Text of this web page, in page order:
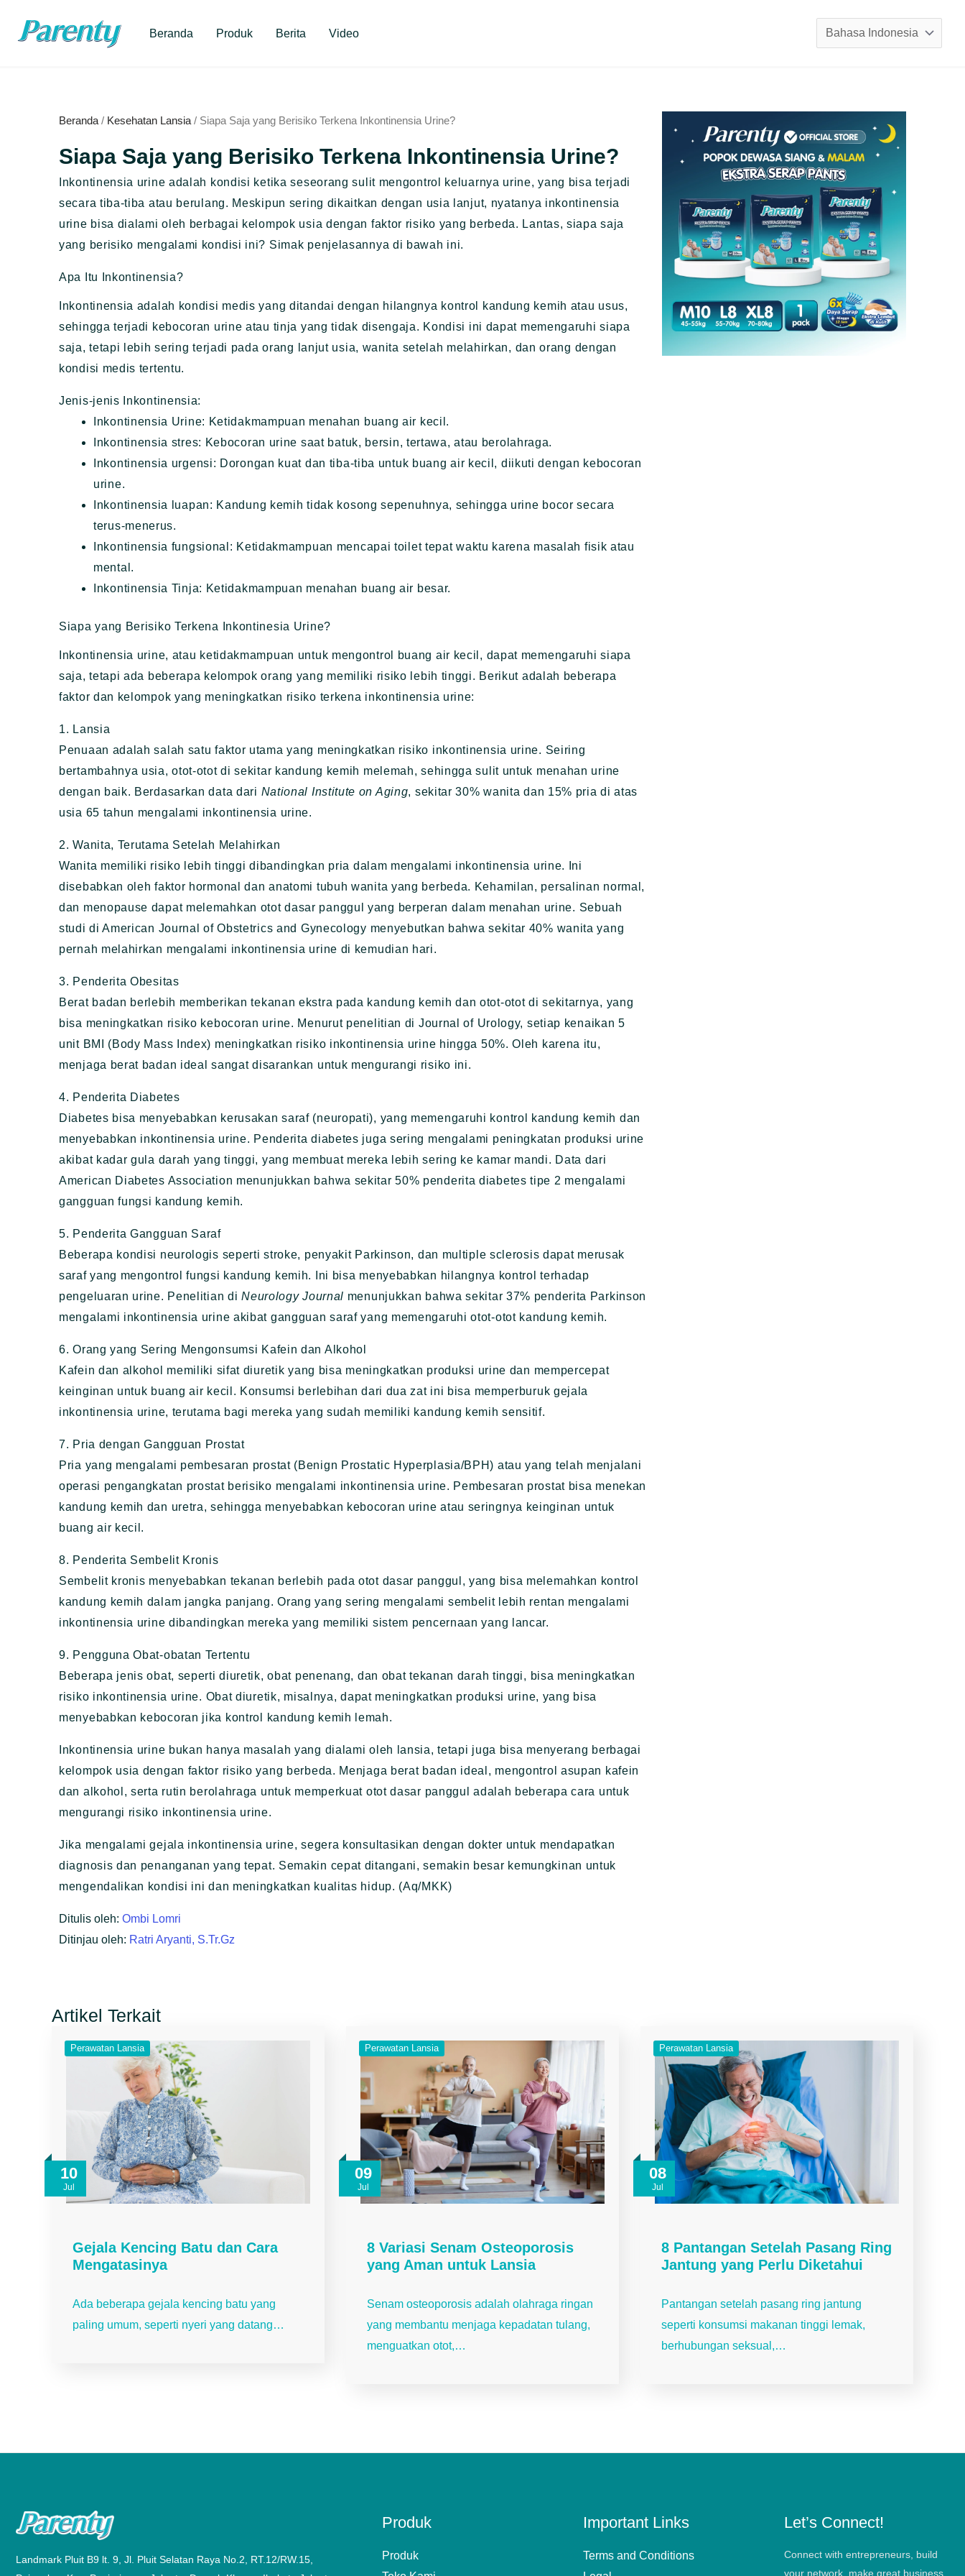
Beranda Produk Berita Video
sebuah
bahasa
Beranda / Kesehatan Lansia / Siapa Saja yang Berisiko Terkena Inkontinensia Urine?
Siapa Saja yang Berisiko Terkena Inkontinensia Urine?
Inkontinensia urine adalah kondisi ketika seseorang sulit mengontrol keluarnya urine, yang bisa terjadi
secara tiba-tiba atau berulang. Meskipun sering dikaitkan dengan usia lanjut, nyatanya inkontinensia
urine bisa dialami oleh berbagai kelompok usia dengan faktor risiko yang berbeda. Lantas, siapa saja
yang berisiko mengalami kondisi ini? Simak penjelasannya di bawah ini.
Apa Itu Inkontinensia?
Inkontinensia adalah kondisi medis yang ditandai dengan hilangnya kontrol kandung kemih atau usus,
sehingga terjadi kebocoran urine atau tinja yang tidak disengaja. Kondisi ini dapat memengaruhi siapa
saja, tetapi lebih sering terjadi pada orang lanjut usia, wanita setelah melahirkan, dan orang dengan
kondisi medis tertentu.
Jenis-jenis Inkontinensia:
Inkontinensia Urine: Ketidakmampuan menahan buang air kecil.
Inkontinensia stres: Kebocoran urine saat batuk, bersin, tertawa, atau berolahraga.
Inkontinensia urgensi: Dorongan kuat dan tiba-tiba untuk buang air kecil, diikuti dengan kebocoran
urine.
Inkontinensia luapan: Kandung kemih tidak kosong sepenuhnya, sehingga urine bocor secara
terus-menerus.
Inkontinensia fungsional: Ketidakmampuan mencapai toilet tepat waktu karena masalah fisik atau
mental.
Inkontinensia Tinja: Ketidakmampuan menahan buang air besar.
Siapa yang Berisiko Terkena Inkontinesia Urine?
Inkontinensia urine, atau ketidakmampuan untuk mengontrol buang air kecil, dapat memengaruhi siapa
saja, tetapi ada beberapa kelompok orang yang memiliki risiko lebih tinggi. Berikut adalah beberapa
faktor dan kelompok yang meningkatkan risiko terkena inkontinensia urine:
1. Lansia
Penuaan adalah salah satu faktor utama yang meningkatkan risiko inkontinensia urine. Seiring
bertambahnya usia, otot-otot di sekitar kandung kemih melemah, sehingga sulit untuk menahan urine
dengan baik. Berdasarkan data dari National Institute on Aging, sekitar 30% wanita dan 15% pria di atas
usia 65 tahun mengalami inkontinensia urine.
2. Wanita, Terutama Setelah Melahirkan
Wanita memiliki risiko lebih tinggi dibandingkan pria dalam mengalami inkontinensia urine. Ini
disebabkan oleh faktor hormonal dan anatomi tubuh wanita yang berbeda. Kehamilan, persalinan normal,
dan menopause dapat melemahkan otot dasar panggul yang berperan dalam menahan urine. Sebuah
studi di American Journal of Obstetrics and Gynecology menyebutkan bahwa sekitar 40% wanita yang
pernah melahirkan mengalami inkontinensia urine di kemudian hari.
3. Penderita Obesitas
Berat badan berlebih memberikan tekanan ekstra pada kandung kemih dan otot-otot di sekitarnya, yang
bisa meningkatkan risiko kebocoran urine. Menurut penelitian di Journal of Urology, setiap kenaikan 5
unit BMI (Body Mass Index) meningkatkan risiko inkontinensia urine hingga 50%. Oleh karena itu,
menjaga berat badan ideal sangat disarankan untuk mengurangi risiko ini.
4. Penderita Diabetes
Diabetes bisa menyebabkan kerusakan saraf (neuropati), yang memengaruhi kontrol kandung kemih dan
menyebabkan inkontinensia urine. Penderita diabetes juga sering mengalami peningkatan produksi urine
akibat kadar gula darah yang tinggi, yang membuat mereka lebih sering ke kamar mandi. Data dari
American Diabetes Association menunjukkan bahwa sekitar 50% penderita diabetes tipe 2 mengalami
gangguan fungsi kandung kemih.
5. Penderita Gangguan Saraf
Beberapa kondisi neurologis seperti stroke, penyakit Parkinson, dan multiple sclerosis dapat merusak
saraf yang mengontrol fungsi kandung kemih. Ini bisa menyebabkan hilangnya kontrol terhadap
pengeluaran urine. Penelitian diNeurology Journal menunjukkan bahwa sekitar 37% penderita Parkinson
mengalami inkontinensia urine akibat gangguan saraf yang memengaruhi otot-otot kandung kemih.
6. Orang yang Sering Mengonsumsi Kafein dan Alkohol
Kafein dan alkohol memiliki sifat diuretik yang bisa meningkatkan produksi urine dan mempercepat
keinginan untuk buang air kecil. Konsumsi berlebihan dari dua zat ini bisa memperburuk gejala
inkontinensia urine, terutama bagi mereka yang sudah memiliki kandung kemih sensitif.
7. Pria dengan Gangguan Prostat
Pria yang mengalami pembesaran prostat (Benign Prostatic Hyperplasia/BPH) atau yang telah menjalani
operasi pengangkatan prostat berisiko mengalami inkontinensia urine. Pembesaran prostat bisa menekan
kandung kemih dan uretra, sehingga menyebabkan kebocoran urine atau seringnya keinginan untuk
buang air kecil.
8. Penderita Sembelit Kronis
Sembelit kronis menyebabkan tekanan berlebih pada otot dasar panggul, yang bisa melemahkan kontrol
kandung kemih dalam jangka panjang. Orang yang sering mengalami sembelit lebih rentan mengalami
inkontinensia urine dibandingkan mereka yang memiliki sistem pencernaan yang lancar.
9. Pengguna Obat-obatan Tertentu
Beberapa jenis obat, seperti diuretik, obat penenang, dan obat tekanan darah tinggi, bisa meningkatkan
risiko inkontinensia urine. Obat diuretik, misalnya, dapat meningkatkan produksi urine, yang bisa
menyebabkan kebocoran jika kontrol kandung kemih lemah.
Inkontinensia urine bukan hanya masalah yang dialami oleh lansia, tetapi juga bisa menyerang berbagai
kelompok usia dengan faktor risiko yang berbeda. Menjaga berat badan ideal, mengontrol asupan kafein
dan alkohol, serta rutin berolahraga untuk memperkuat otot dasar panggul adalah beberapa cara untuk
mengurangi risiko inkontinensia urine.
Jika mengalami gejala inkontinensia urine, segera konsultasikan dengan dokter untuk mendapatkan
diagnosis dan penanganan yang tepat. Semakin cepat ditangani, semakin besar kemungkinan untuk
mengendalikan kondisi ini dan meningkatkan kualitas hidup. (Aq/MKK)
Ditulis oleh: Ombi Lomri
Ditinjau oleh: Ratri Aryanti, S.Tr.Gz
Artikel Terkait
10
Jul
Perawatan Lansia
Gejala Kencing Batu dan Cara
Mengatasinya
Ada beberapa gejala kencing batu yang
paling umum, seperti nyeri yang datang…
09
Jul
Perawatan Lansia
8 Variasi Senam Osteoporosis
yang Aman untuk Lansia
Senam osteoporosis adalah olahraga ringan
yang membantu menjaga kepadatan tulang,
menguatkan otot,…
08
Jul
Perawatan Lansia
8 Pantangan Setelah Pasang Ring
Jantung yang Perlu Diketahui
Pantangan setelah pasang ring jantung
seperti konsumsi makanan tinggi lemak,
berhubungan seksual,…
Landmark Pluit B9 lt. 9, Jl. Pluit Selatan Raya No.2, RT.12/RW.15,
Produk
Produk
Important Links
Terms and Conditions
Let’s Connect!
Connect with entrepreneurs, build
your network, make great business.